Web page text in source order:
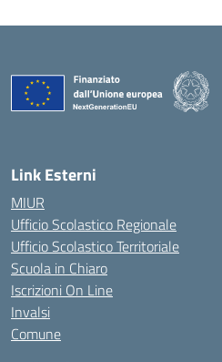
Link Esterni
MIUR
Ufficio Scolastico Regionale
Ufficio Scolastico Territoriale
Scuola in Chiaro
Iscrizioni On Line
Invalsi
Comune